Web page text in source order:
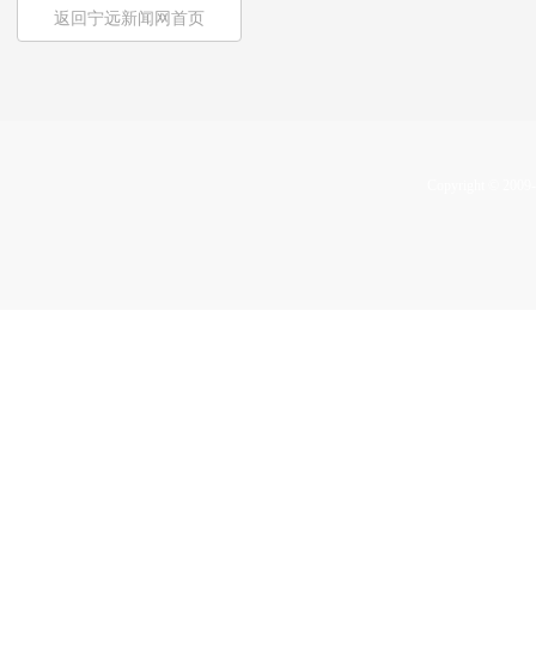
返回宁远新闻网首页